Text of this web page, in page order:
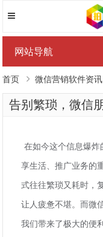
网站导航
首页 微信营销软件资讯
告别繁琐，微信
在如今这个信息爆
享生活、推广业务的
式往往繁琐又耗时，
让人疲惫不堪。而微
我们带来了极大的便